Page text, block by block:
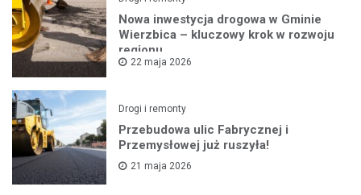
Nowa inwestycja drogowa w Gminie
Wierzbica – kluczowy krok w rozwoju
regionu
22 maja 2026
Drogi i remonty
Przebudowa ulic Fabrycznej i
Przemysłowej już ruszyła!
21 maja 2026